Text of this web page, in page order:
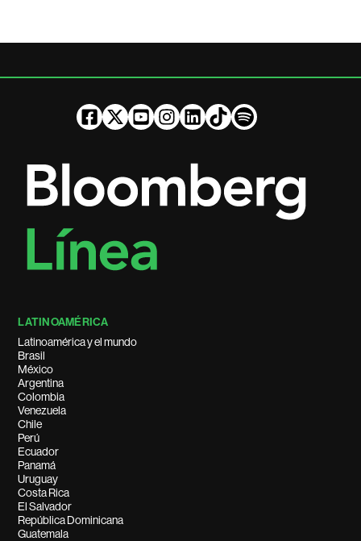
LATINOAMÉRICA
Latinoamérica y el mundo
Brasil
México
Argentina
Colombia
Venezuela
Chile
Perú
Ecuador
Panamá
Uruguay
Costa Rica
El Salvador
República Dominicana
Guatemala